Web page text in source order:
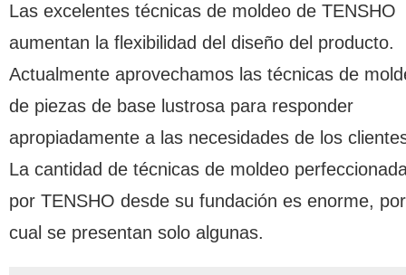
Las excelentes técnicas de moldeo de TENSHO
aumentan la flexibilidad del diseño del producto.
Actualmente aprovechamos las técnicas de
de piezas de base lustrosa para responder
apropiadamente a las necesidades de los
La cantidad de técnicas de moldeo
por TENSHO desde su fundación es enorme,
cual se presentan solo algunas.